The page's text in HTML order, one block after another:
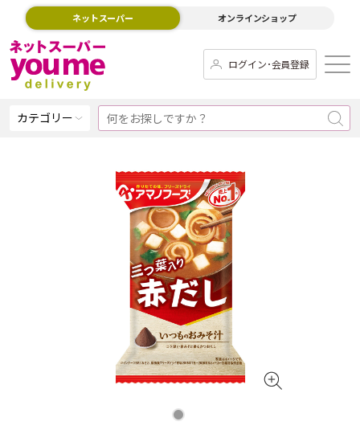
ネットスーパー オンラインショップ
ログイン･会員登録
カテゴリー